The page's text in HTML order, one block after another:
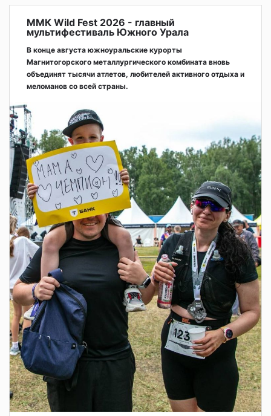
ММК Wild Fest 2026 - главный
мультифестиваль Южного Урала
В конце августа южноуральские курорты
Магнитогорского металлургического комбината вновь
объединят тысячи атлетов, любителей активного отдыха и
меломанов со всей страны.